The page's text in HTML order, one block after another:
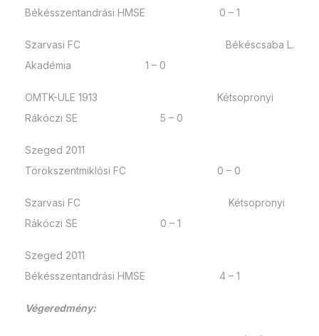
Békésszentandrási HMSE 0 – 1
Szarvasi FC Békéscsaba L.
Akadémia 1 – 0
OMTK-ULE 1913 Kétsopronyi
Rákóczi SE 5 – 0
Szeged 2011
Törökszentmiklósi FC 0 – 0
Szarvasi FC Kétsopronyi
Rákóczi SE 0 – 1
Szeged 2011
Békésszentandrási HMSE 4 – 1
Végeredmény: